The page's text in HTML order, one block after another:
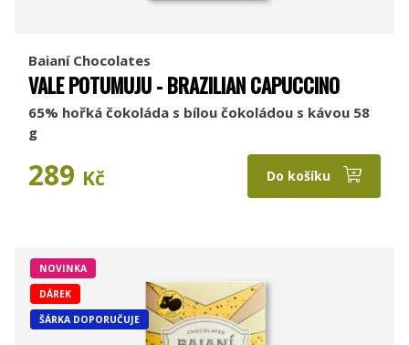
Baianí Chocolates
VALE POTUMUJU - BRAZILIAN CAPUCCINO
65% hořká čokoláda s bílou čokoládou s kávou 58
g
289 Kč Do košíku
NOVINKA
DÁREK
ŠÁRKA DOPORUČUJE